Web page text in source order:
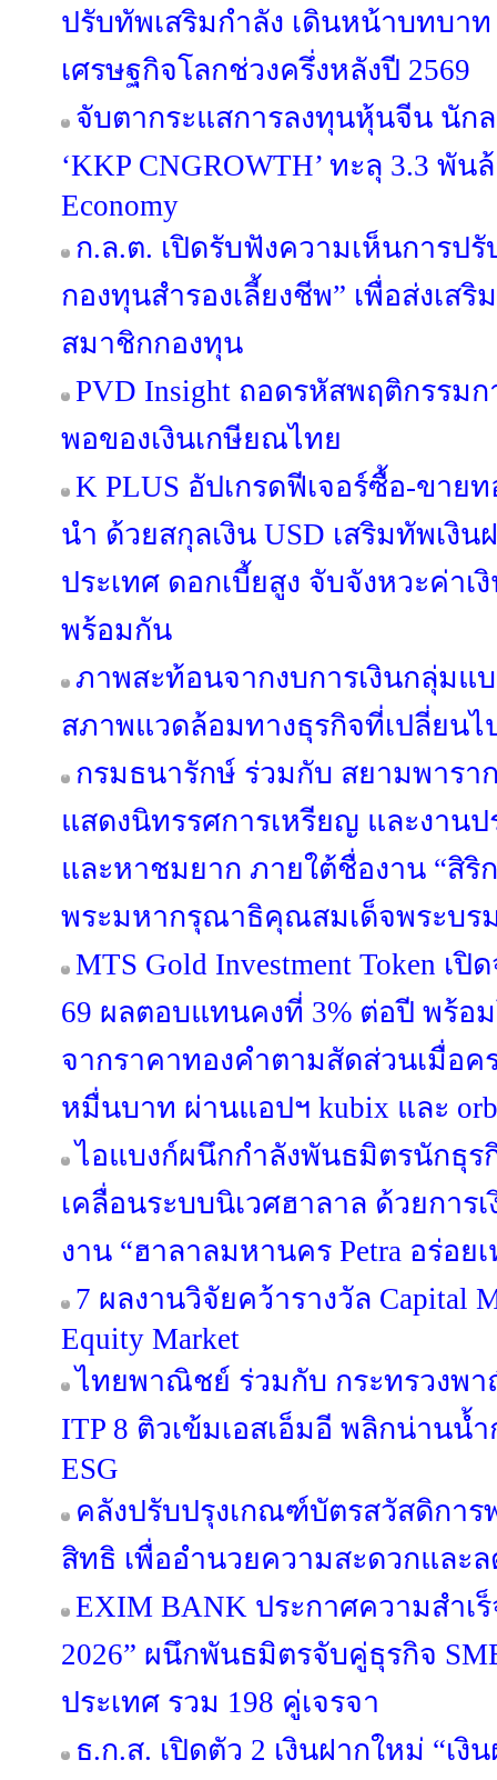
ปรับทัพเสริมกำลัง เดินหน้าบทบาท
เศรษฐกิจโลกช่วงครึ่งหลังปี 2569
จับตากระแสการลงทุนหุ้นจีน นัก
‘KKP CNGROWTH’ ทะลุ 3.3 พั
Economy
ก.ล.ต. เปิดรับฟังความเห็นการปรั
กองทุนสำรองเลี้ยงชีพ” เพื่อส่งเส
สมาชิกกองทุน
PVD Insight ถอดรหัสพฤติกรรม
พอของเงินเกษียณไทย
K PLUS อัปเกรดฟีเจอร์ซื้อ-ขาย
นำ ด้วยสกุลเงิน USD เสริมทัพเงิน
ประเทศ ดอกเบี้ยสูง จับจังหวะค่าเ
พร้อมกัน
ภาพสะท้อนจากงบการเงินกลุ่มแ
สภาพแวดล้อมทางธุรกิจที่เปลี่ยนไ
กรมธนารักษ์ ร่วมกับ สยามพารา
แสดงนิทรรศการเหรียญ และงา
และหาชมยาก ภายใต้ชื่องาน “สิ
พระมหากรุณาธิคุณสมเด็จพระบร
MTS Gold Investment Token เ
69 ผลตอบแทนคงที่ 3% ต่อปี พร้อ
จากราคาทองคำตามสัดส่วนเมื่อค
หมื่นบาท ผ่านแอปฯ kubix และ
ไอแบงก์ผนึกกำลังพันธมิตรนักธุ
เคลื่อนระบบนิเวศฮาลาล ด้วยการ
งาน “ฮาลาลมหานคร Petra อร่อย
7 ผลงานวิจัยคว้ารางวัล Capital
Equity Market
ไทยพาณิชย์ ร่วมกับ กระทรวงพา
ITP 8 ติวเข้มเอสเอ็มอี พลิกน่านน้
ESG
คลังปรับปรุงเกณฑ์บัตรสวัสดิกา
สิทธิ เพื่ออำนวยความสะดวกและ
EXIM BANK ประกาศความสำเร็
2026” ผนึกพันธมิตรจับคู่ธุรกิจ
ประเทศ รวม 198 คู่เจรจา
ธ.ก.ส. เปิดตัว 2 เงินฝากใหม่ “เงิ